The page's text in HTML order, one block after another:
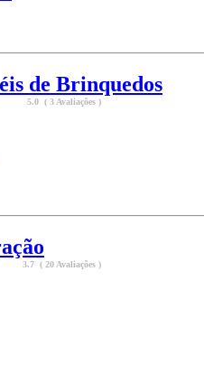
de Brinquedos
5.0 ( 3 Avaliações )
3.7 ( 20 Avaliações )